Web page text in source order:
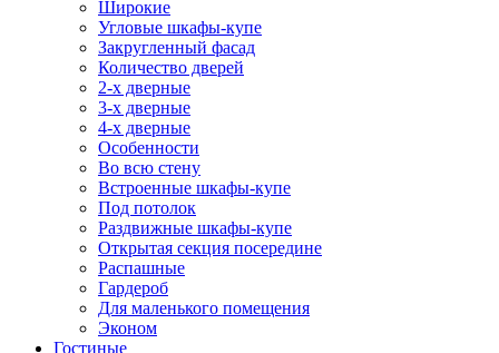
Широкие
Угловые шкафы-купе
Закругленный фасад
Количество дверей
2-х дверные
3-х дверные
4-х дверные
Особенности
Во всю стену
Встроенные шкафы-купе
Под потолок
Раздвижные шкафы-купе
Открытая секция посередине
Распашные
Гардероб
Для маленького помещения
Эконом
Гостиные